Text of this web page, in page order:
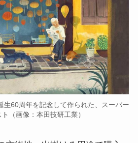
生60周年を記念して作られた、スーパー
（画像：本田技研工業）